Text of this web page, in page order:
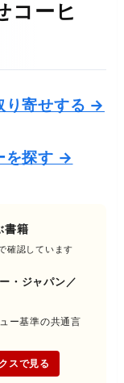
コーヒ
り寄せする →
を探す →
書籍
確認しています
・ジャパン／
ー基準の共通言
スで見る